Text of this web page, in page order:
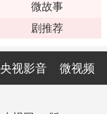
微故事
剧推荐
央视影音 微视频